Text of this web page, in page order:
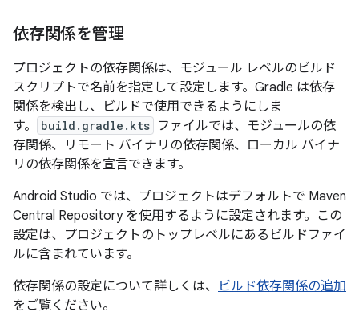
依存関係を管理
プロジェクトの依存関係は、モジュール レベルのビルド
スクリプトで名前を指定して設定します。Gradle は依存
関係を検出し、ビルドで使用できるようにしま
す。
build.gradle.kts ファイルでは、モジュールの依
存関係、リモート バイナリの依存関係、ローカル バイナ
リの依存関係を宣言できます。
Android Studio では、プロジェクトはデフォルトで Maven
Central Repository を使用するように設定されます。この
設定は、プロジェクトのトップレベルにあるビルドファイ
ルに含まれています。
依存関係の設定について詳しくは、
ビルド依存関係の追加
をご覧ください。